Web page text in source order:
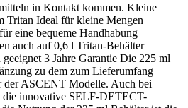
in Kontakt kommen. Kleine
Tritan Ideal für kleine Mengen
eine bequeme Handhabung
auch auf 0,6 l Tritan-Behälter
3 Jahre Garantie Die 225 ml
zu dem zum Lieferumfang
der ASCENT Modelle. Auch bei
die innovative SELF-DETECT-